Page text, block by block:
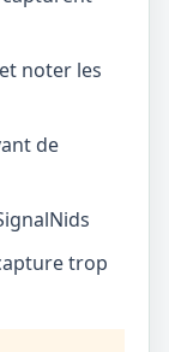
noter les
de
trop